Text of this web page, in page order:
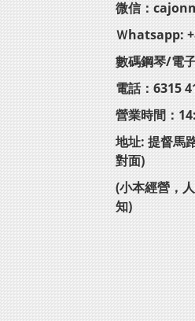
微信：
Ｗhatsapp:
數碼鋼琴/電
電話：6315
營業時間：
地址: 提督馬
對面)
(小本經營，
知)